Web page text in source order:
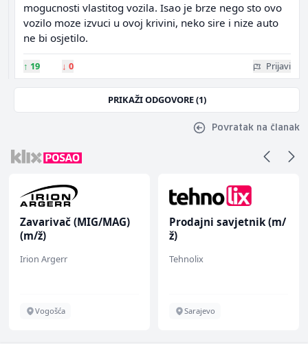
mogucnosti vlastitog vozila. Isao je brze nego sto ovo
vozilo moze izvuci u ovoj krivini, neko sire i nize auto
ne bi osjetilo.
↑ 19 ↓ 0 Prijavi
PRIKAŽI ODGOVORE (1)
Povratak na članak
Zavarivač (MIG/MAG)
(m/ž)
Irion Argerr
Vogošća
Prodajni savjetnik (m/
ž)
Tehnolix
Sarajevo